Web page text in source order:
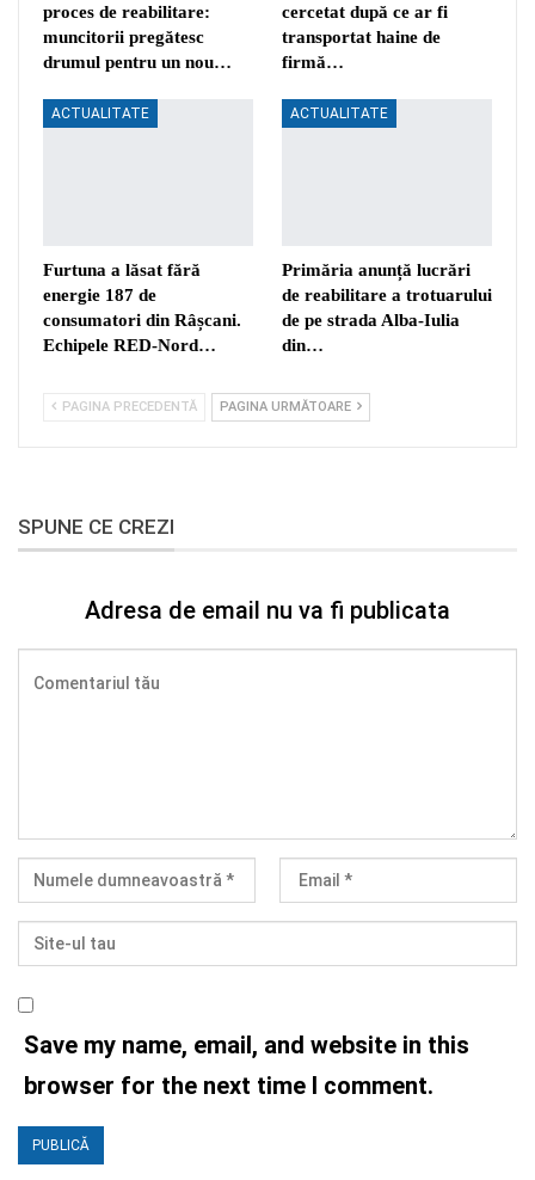
proces de reabilitare:
muncitorii pregătesc
drumul pentru un nou…
cercetat după ce ar fi
transportat haine de
firmă…
ACTUALITATE
Furtuna a lăsat fără
energie 187 de
consumatori din Râșcani.
Echipele RED-Nord…
ACTUALITATE
Primăria anunță lucrări
de reabilitare a trotuarului
de pe strada Alba-Iulia
din…
PAGINA PRECEDENTĂ PAGINA URMĂTOARE
SPUNE CE CREZI
Adresa de email nu va fi publicata
Save my name, email, and website in this
browser for the next time I comment.